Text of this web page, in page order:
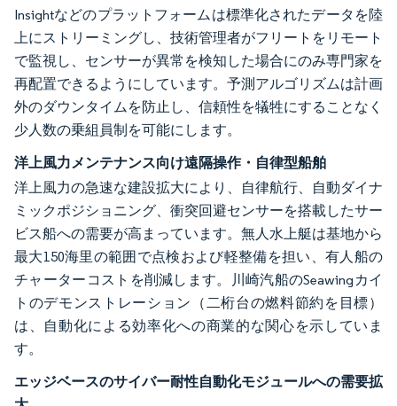
Insightなどのプラットフォームは標準化されたデータを陸
上にストリーミングし、技術管理者がフリートをリモート
で監視し、センサーが異常を検知した場合にのみ専門家を
再配置できるようにしています。予測アルゴリズムは計画
外のダウンタイムを防止し、信頼性を犠牲にすることなく
少人数の乗組員制を可能にします。
洋上風力メンテナンス向け遠隔操作・自律型船舶
洋上風力の急速な建設拡大により、自律航行、自動ダイナ
ミックポジショニング、衝突回避センサーを搭載したサー
ビス船への需要が高まっています。無人水上艇は基地から
最大150海里の範囲で点検および軽整備を担い、有人船の
チャーターコストを削減します。川崎汽船のSeawingカイ
トのデモンストレーション（二桁台の燃料節約を目標）
は、自動化による効率化への商業的な関心を示していま
す。
エッジベースのサイバー耐性自動化モジュールへの需要拡